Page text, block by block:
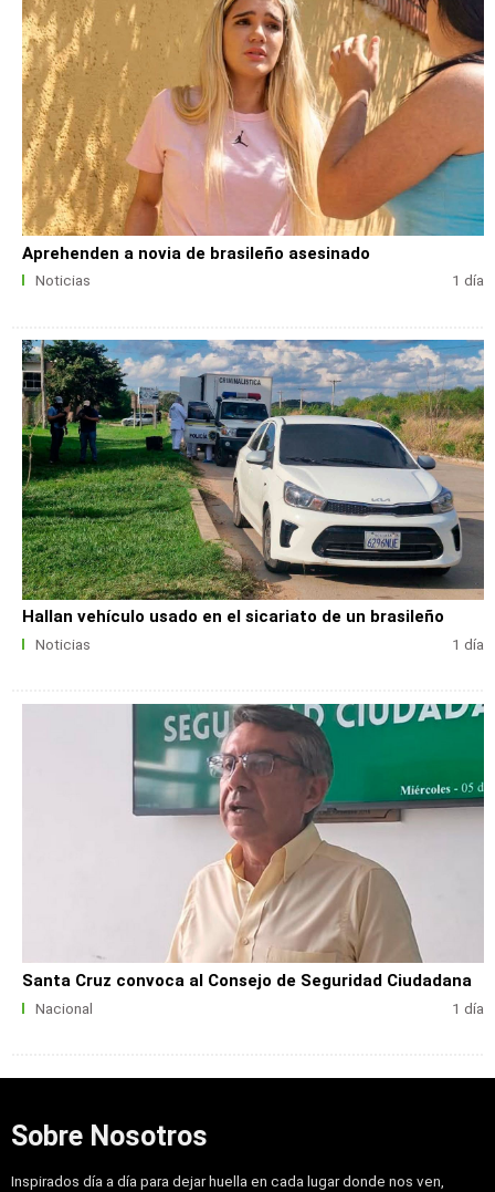
Aprehenden a novia de brasileño asesinado
Noticias 1 día
Hallan vehículo usado en el sicariato de un brasileño
Noticias 1 día
Santa Cruz convoca al Consejo de Seguridad Ciudadana
Nacional 1 día
Sobre Nosotros
Inspirados día a día para dejar huella en cada lugar donde nos ven,